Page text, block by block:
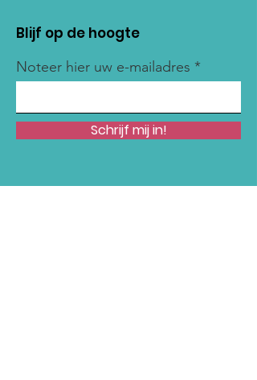
Blijf op de hoogte
Noteer hier uw e-mailadres
Schrijf mij in!